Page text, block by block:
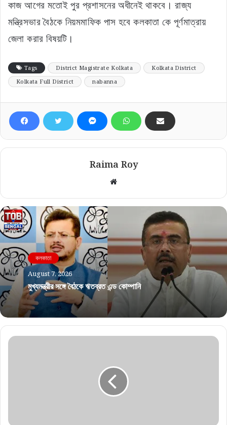
কাজ আগের মতোই পুর প্রশাসনের অধীনেই থাকবে। রাজ্য
মন্ত্রিসভার বৈঠকে নিয়মমাফিক পাস হবে কলকাতা কে পূর্ণমাত্রায়
জেলা করার বিষয়টি।
Tags District Magistrate Kolkata
Kolkata District
Kolkata Full District
nabanna
Raima Roy
Website
কলকাতা
August 7, 2026
মুখ্যমন্ত্রীর সঙ্গে বৈঠকে ঋতব্রত এন্ড কোম্পানি